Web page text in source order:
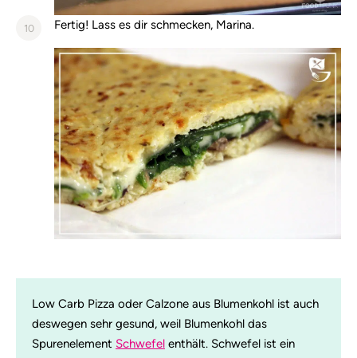
10 Fertig! Lass es dir schmecken, Marina.
Low Carb Pizza oder Calzone aus Blumenkohl ist auch
deswegen sehr gesund, weil Blumenkohl das
Spurenelement Schwefel enthält. Schwefel ist ein